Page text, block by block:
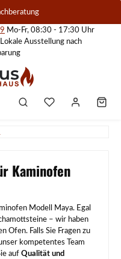
Mo-Fr, 08:30 - 17:30 Uhr
Ausstellung nach
Kaminofen
Modell Maya. Egal
– wir haben
Ofen. Falls Sie Fragen zu
kompetentes Team
auf Qualität und